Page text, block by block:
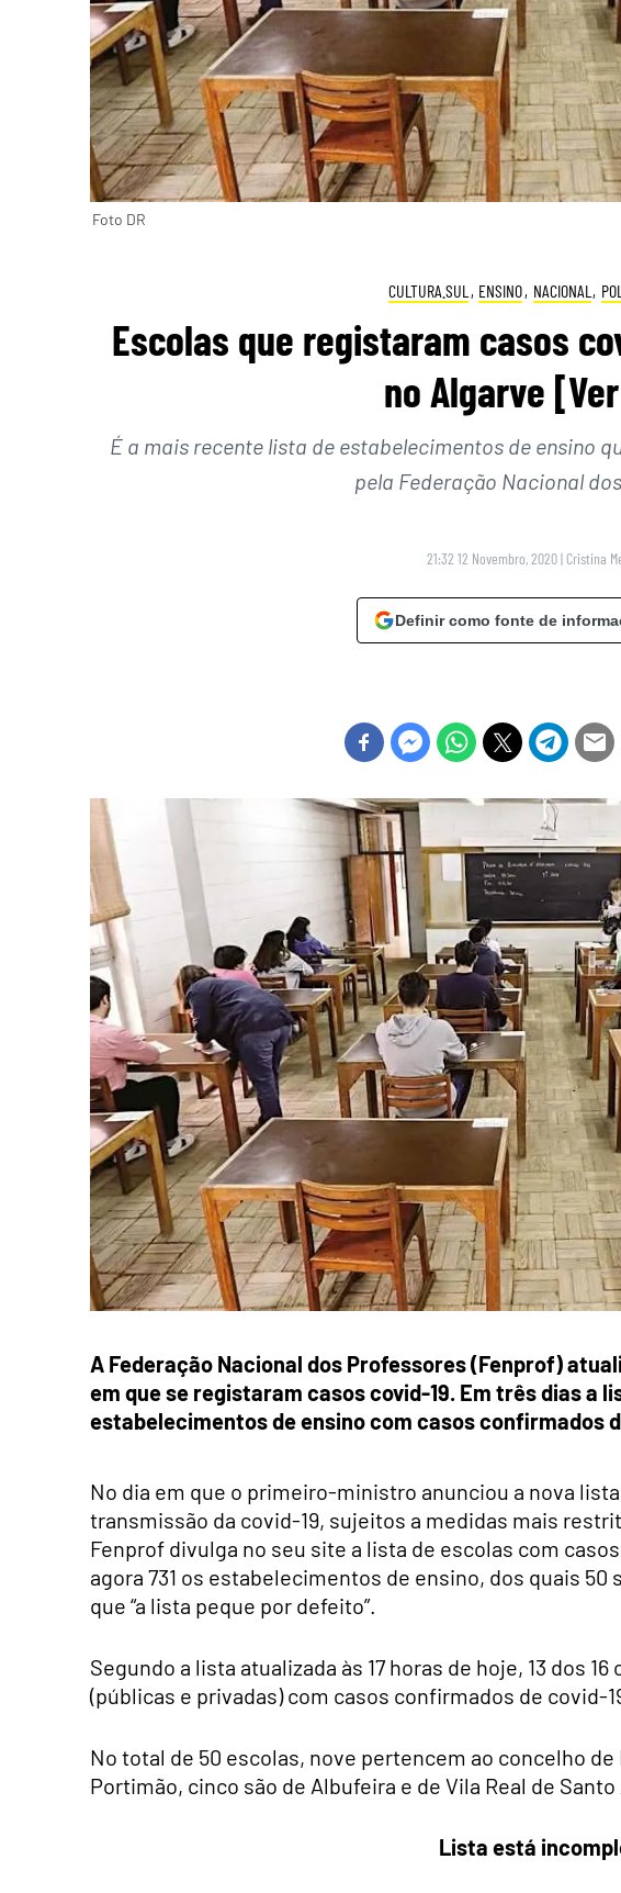
Foto DR
CULTURA.SUL , ENSINO, NACIONAL ,
Escolas que registaram casos
no Algarve
É a mais recente lista de estabelecimentos de ensino
pela Federação Nacional
21:32 12 Novembro, 2020| Cristina
Definir como fonte de
A Federação Nacional dos Professores (Fenprof)
em que se registaram casos covid-19. Em três dias a
estabelecimentos de ensino com casos confirmados
No dia em que o primeiro-ministro anunciou a nova
transmissão da covid-19, sujeitos a medidas mais
Fenprof divulga no seu site a lista de escolas com
agora 731 os estabelecimentos de ensino, dos quais
que “a lista peque por defeito”.
Segundo a lista atualizada às 17 horas de hoje, 13 dos
(públicas e privadas) com casos confirmados de covid-
No total de 50 escolas, nove pertencem ao concelho
Portimão, cinco são de Albufeira e de Vila Real de
Lista está